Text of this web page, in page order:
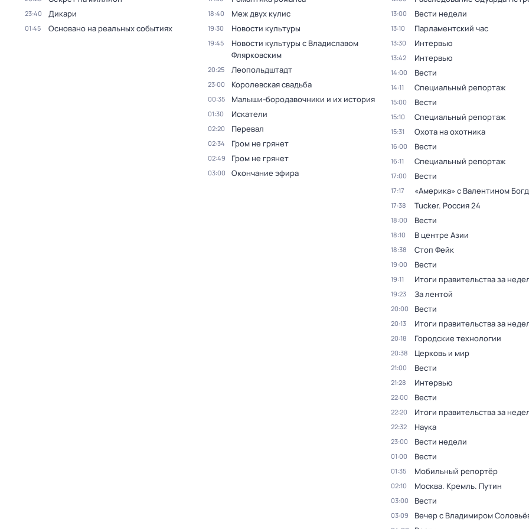
23:40 Дикари
01:45 Основано на реальных событиях
18:40 Меж двух кулис
19:30 Новости культуры
19:45
Новости культуры с Владиславом
Флярковским
20:25 Леопольдштадт
23:00 Королевская свадьба
00:35 Малыши-бородавочники и их история
01:30 Искатели
02:20 Перевал
02:34 Гром не грянет
02:49 Гром не грянет
03:00 Окончание эфира
13:00 Вести недели
13:10 Парламентский час
13:30 Интервью
13:42 Интервью
14:00 Вести
14:11 Специальный репортаж
15:00 Вести
15:10 Специальный репортаж
15:31 Охота на охотника
16:00 Вести
16:11 Специальный репортаж
17:00 Вести
17:17 «Америка» с Валентином
17:38 Tucker. Россия 24
18:00 Вести
18:10 В центре Азии
18:38 Стоп Фейк
19:00 Вести
19:11 Итоги правительства за
19:23 За лентой
20:00 Вести
20:13 Итоги правительства за
20:18 Городские технологии
20:38 Церковь и мир
21:00 Вести
21:28 Интервью
22:00 Вести
22:20 Итоги правительства за
22:32 Наука
23:00 Вести недели
01:00 Вести
01:35 Мобильный репортёр
02:10 Москва. Кремль. Путин
03:00 Вести
03:09 Вечер с Владимиром